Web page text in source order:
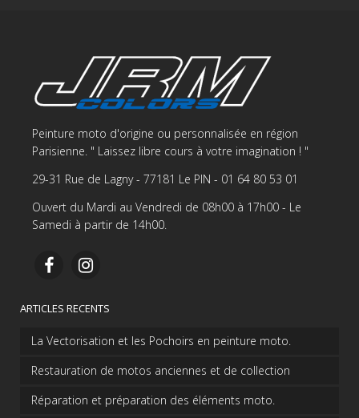
Peinture moto d'origine ou personnalisée en région
Parisienne. " Laissez libre cours à votre imagination ! "
29-31 Rue de Lagny - 77181 Le PIN - 01 64 80 53 01
Ouvert du Mardi au Vendredi de 08h00 à 17h00 - Le
Samedi à partir de 14h00.
ARTICLES RECENTS
La Vectorisation et les Pochoirs en peinture moto.
Restauration de motos anciennes et de collection
Réparation et préparation des éléments moto.